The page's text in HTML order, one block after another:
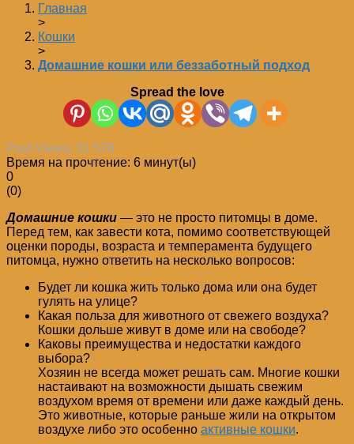
Главная
>
Кошки
>
Домашние кошки или беззаботный подход
Spread the love
Post Views: 31 576
Время на прочтение: 6 минут(ы)
0
(0)
Домашние кошки — это не просто питомцы в доме.
Перед тем, как завести кота, помимо соответствующей
оценки породы, возраста и темперамента будущего
питомца, нужно ответить на несколько вопросов:
Будет ли кошка жить только дома или она будет
гулять на улице?
Какая польза для животного от свежего воздуха?
Кошки дольше живут в доме или на свободе?
Каковы преимущества и недостатки каждого
выбора?
Хозяин не всегда может решать сам. Многие кошки
настаивают на возможности дышать свежим
воздухом время от времени или даже каждый день.
Это животные, которые раньше жили на открытом
воздухе либо это особенно активные кошки.